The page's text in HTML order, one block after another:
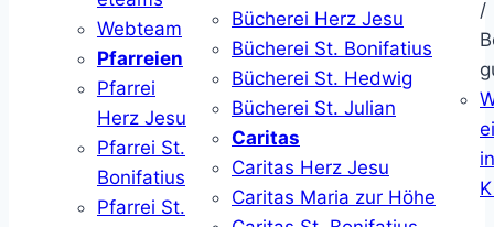
Webteam
Pfarreien
Pfarrei
Herz Jesu
Pfarrei St.
Bonifatius
Pfarrei St.
Bücherei Herz Jesu
Bücherei St. Bonifatius
Bücherei St. Hedwig
Bücherei St. Julian
Caritas
Caritas Herz Jesu
Caritas Maria zur Höhe
/